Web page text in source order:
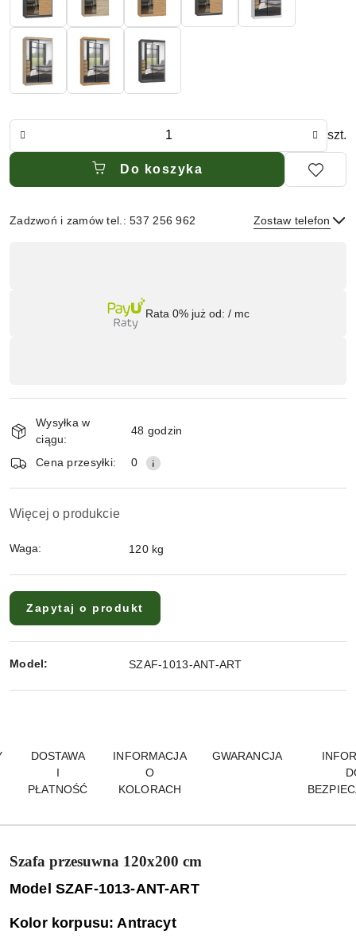
szt.
Do koszyka
Zadzwoń i zamów tel.: 537 256 962 Zostaw telefon
Rata 0% już od: / mc
Wysyłka w
ciągu:
48 godzin
Cena przesyłki: 0
Więcej o produkcie
Waga: 120 kg
Zapytaj o produkt
Model: SZAF-1013-ANT-ART
DOSTAWA
I
PŁATNOŚĆ
INFORMACJA
O
KOLORACH
GWARANCJA
Szafa przesuwna 120x200 cm
Model SZAF-1013-ANT-ART
Kolor korpusu: Antracyt